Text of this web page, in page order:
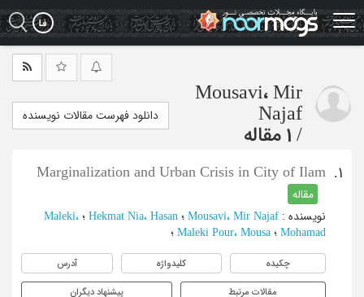
Skip
to
main
Mousavi، Mir
Najaf
/ 1 مقاله
دانلود فهرست مقالات نویسنده
1.
Marginalization and Urban Crisis in City of Ilam
مقاله
نویسنده : Mousavi، Mir Najaf ؛ Hekmat Nia، Hasan ؛ Maleki،
Mohamad ؛ Maleki Pour، Mousa ؛
چکیده کلیدواژه آدرس
مقالات مرتبط پیشنهاد دیگران